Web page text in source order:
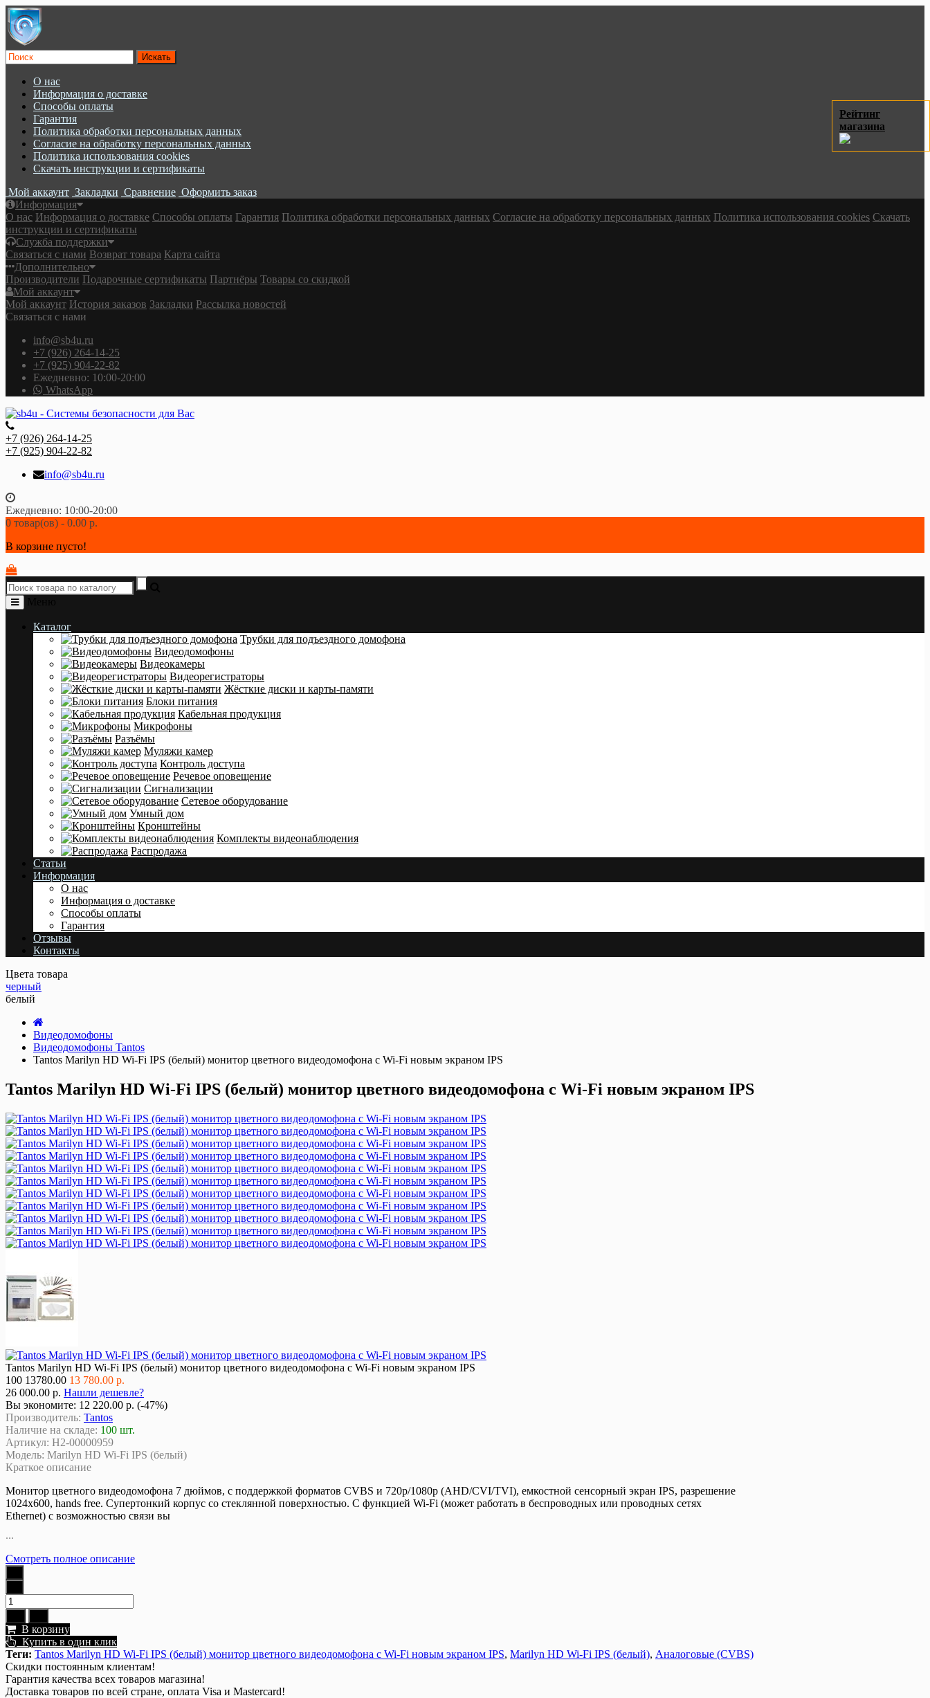
О нас
Информация о доставке
Cпособы оплаты
Гарантия
Политика обработки персональных данных
Согласие на обработку персональных данных
Политика использования cookies
Скачать инструкции и сертификаты
Мой аккаунт Закладки Сравнение Оформить заказ
Информация
О нас Информация о доставке Cпособы оплаты Гарантия Политика обработки персональных данных Согласие на обработку персональных данных Политика использования cookies Скачать
инструкции и сертификаты
Служба поддержки
Связаться с нами Возврат товара Карта сайта
Дополнительно
Производители Подарочные сертификаты Партнёры Товары со скидкой
Мой аккаунт
Мой аккаунт История заказов Закладки Рассылка новостей
Связаться с нами
info@sb4u.ru
+7 (926) 264-14-25
+7 (925) 904-22-82
Ежедневно: 10:00-20:00
WhatsApp
+7 (926) 264-14-25
+7 (925) 904-22-82
info@sb4u.ru
Ежедневно: 10:00-20:00
0 товар(ов) - 0.00 р.
В корзине пусто!
Каталог
Трубки для подъездного домофона
Видеодомофоны
Видеокамеры
Видеорегистраторы
Жёсткие диски и карты-памяти
Блоки питания
Кабельная продукция
Микрофоны
Разъёмы
Муляжи камер
Контроль доступа
Речевое оповещение
Сигнализации
Сетевое оборудование
Умный дом
Кронштейны
Комплекты видеонаблюдения
Распродажа
Статьи
Информация
О нас
Информация о доставке
Cпособы оплаты
Гарантия
Отзывы
Контакты
Цвета товара
черный
белый
Видеодомофоны
Видеодомофоны Tantos
Tantos Marilyn HD Wi-Fi IPS (белый) монитор цветного видеодомофона с Wi-Fi новым экраном IPS
Tantos Marilyn HD Wi-Fi IPS (белый) монитор цветного видеодомофона с Wi-Fi новым экраном IPS
Tantos Marilyn HD Wi-Fi IPS (белый) монитор цветного видеодомофона с Wi-Fi новым экраном IPS
100 13780.00 13 780.00 р.
26 000.00 р. Нашли дешевле?
Вы экономите: 12 220.00 р. (-47%)
Производитель: Tantos
Наличие на складе: 100 шт.
Артикул: Н2-00000959
Модель: Marilyn HD Wi-Fi IPS (белый)
Краткое описание
Монитор цветного видеодомофона 7 дюймов, с поддержкой форматов CVBS и 720p/1080p (AHD/CVI/TVI), емкостной сенсорный экран IPS, разрешение
1024x600, hands free. Супертонкий корпус со стеклянной поверхностью. С функцией Wi-Fi (может работать в беспроводных или проводных сетях
Ethernet) с возможностью связи вы
...
Смотреть полное описание
В корзину
Купить в один клик
Теги: Tantos Marilyn HD Wi-Fi IPS (белый) монитор цветного видеодомофона с Wi-Fi новым экраном IPS, Marilyn HD Wi-Fi IPS (белый), Аналоговые (CVBS)
Скидки постоянным клиентам!
Гарантия качества всех товаров магазина!
Доставка товаров по всей стране, оплата Visa и Mastercard!
Рейтинг
магазина